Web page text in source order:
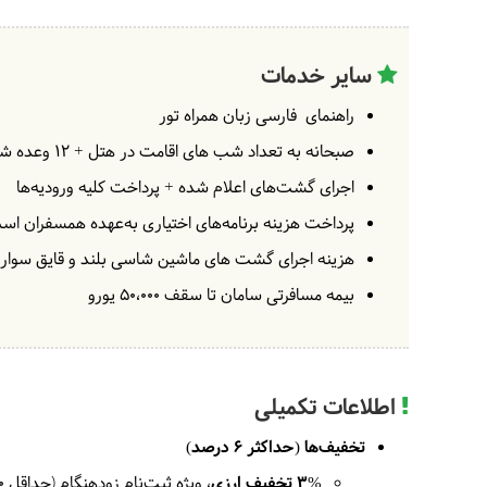
سایر خدمات
راهنمای فارسی زبان همراه تور
صبحانه به تعداد شب های اقامت در هتل + 12 وعده شام + 11 وعده ناهار
اجرای گشت‌های اعلام شده + پرداخت کلیه ورودیه‌ها
پرداخت هزینه برنامه‌های اختیاری به‌عهده همسفران
هزینه اجرای گشت های ماشین شاسی بلند و قایق
بیمه مسافرتی سامان تا سقف 50،۰۰۰ یورو
اطلاعات تکمیلی
تخفیف‌ها (حداکثر 6 درصد)